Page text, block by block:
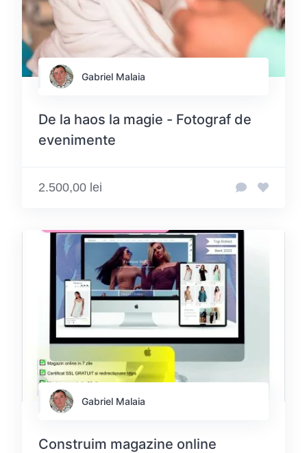
Gabriel Malaia
De la haos la magie - Fotograf de
evenimente
2.500,00 lei
Gabriel Malaia
Construim magazine online